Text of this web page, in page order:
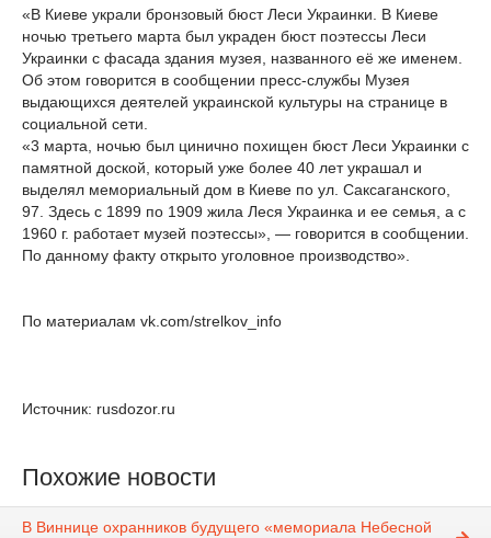
«В Киеве украли бронзовый бюст Леси Украинки. В Киеве
ночью третьего марта был украден бюст поэтессы Леси
Украинки c фасада здания музея, названного её же именем.
Об этом говорится в сообщении пресс-службы Музея
выдающихся деятелей украинской культуры на странице в
социальной сети.
«3 марта, ночью был цинично похищен бюст Леси Украинки с
памятной доской, который уже более 40 лет украшал и
выделял мемориальный дом в Киеве по ул. Саксаганского,
97. Здесь с 1899 по 1909 жила Леся Украинка и ее семья, а с
1960 г. работает музей поэтессы», — говорится в сообщении.
По данному факту открыто уголовное производство».
По материалам vk.com/strelkov_info
Источник: rusdozor.ru
Похожие новости
В Виннице охранников будущего «мемориала Небесной